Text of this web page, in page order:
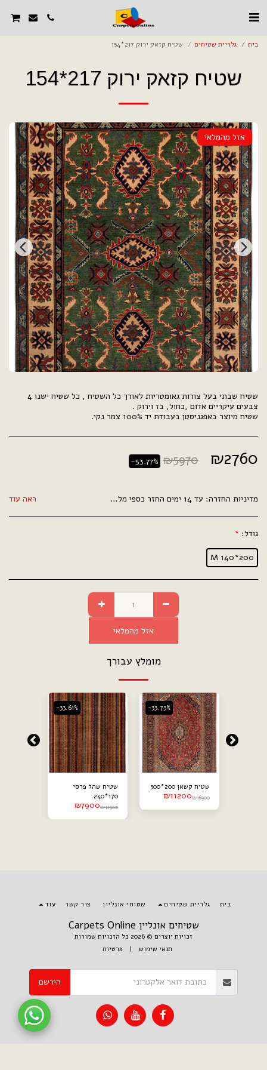
בית גלריית שטיחים שטיח קזאק ירוק 217*154
שטיח קזאק ירוק 217*154
אזל מהמלאי
שטיח שבתי בעל צורות גאומטריות לאורך כל השטיח , כל שטיח ישנו 4
שטיח מיוצר באפגניסטן בעבודת יד 100% צמר נקי.
₪2760
₪5970
-53.77%
מדיניות החזרה: עד 14 ימים החזר כספי מלא . ראה עוד
גודל: *
M 140*200
אזל מהמלאי
מומלץ עבורך
-33.73%
שטיח קשאן 200*300
₪16900
₪11200
-33.61%
שטיח שהל פרסי
170*240
₪11900
₪7900
שטיחים אונליין Carpets Online
זכויות יוצרים © 2026 כל הזכויות שמורות
תנאי שימוש | פרטיות
בית גלריית שטיחים שטיחי אונליין צור קשר עוד
הירשם